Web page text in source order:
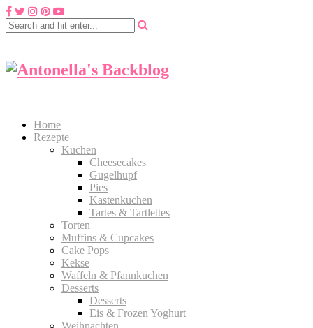
Home
Rezepte
Kuchen
Cheesecakes
Gugelhupf
Pies
Kastenkuchen
Tartes & Tartlettes
Torten
Muffins & Cupcakes
Cake Pops
Kekse
Waffeln & Pfannkuchen
Desserts
Desserts
Eis & Frozen Yoghurt
Weihnachten